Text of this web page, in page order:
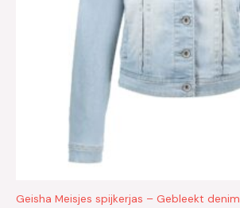
Geisha Meisjes spijkerjas – Gebleekt denim